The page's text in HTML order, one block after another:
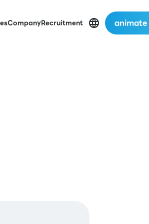
CompanyRecruitment animate